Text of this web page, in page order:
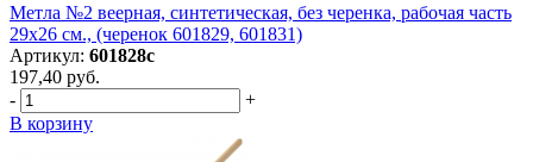
Метла №2 веерная, синтетическая, без черенка, рабочая часть
29х26 см., (черенок 601829, 601831)
Артикул: 601828с
197,40 руб.
-
+
В корзину